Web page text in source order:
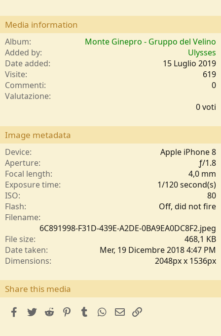
Media information
Album
Monte Ginepro - Gruppo del Velino
Added by
Ulysses
Date added
15 Luglio 2019
Visite
619
Commenti
0
Valutazione
0
t
e
l
/
a
0 voti
Image metadata
Device
Apple iPhone 8
Aperture
ƒ/1.8
Focal length
4,0 mm
Exposure time
1/120 second(s)
ISO
80
Flash
Off, did not fire
Filename
6C891998-F31D-439E-A2DE-0BA9EA0DC8F2.jpeg
File size
468,1 KB
Date taken
Mer, 19 Dicembre 2018 4:47 PM
Dimensions
2048px x 1536px
Share this media
facebookTwitterReddit PinterestTumblrWhatsApp
e-mail